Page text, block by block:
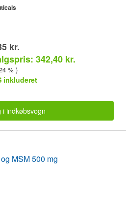
kr.
342,40 kr.
% )
inkluderet
indkøbsvogn
MSM 500 mg